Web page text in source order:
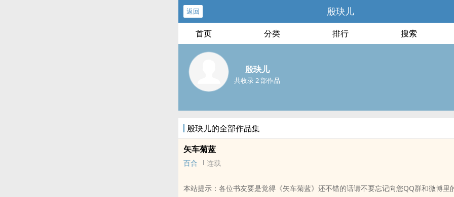
返回 殷玦儿
首页 分类 排行 搜索
殷玦儿
共收录 2 部作品
殷玦儿的全部作品集
矢车菊蓝
百合 连载
本站提示：各位书友要是觉得《矢车菊蓝》还不错的话请不要忘记向您QQ群和微博里